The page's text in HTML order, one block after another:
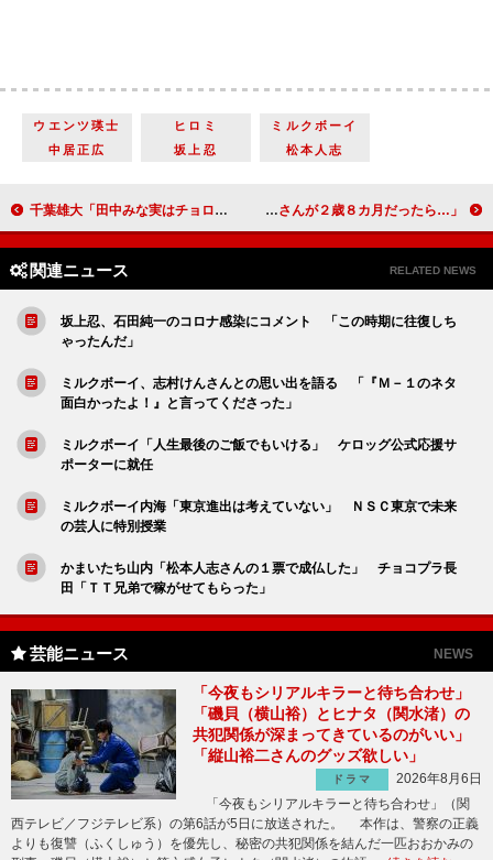
ウエンツ瑛士 ヒロミ
ミルクボーイ
中居正広
坂上忍 松本人志
千葉雄大「田中みな実はチョロいと思った」 田中「それをされると恋愛対象になっちゃう」 和田アキ子、赤江珠緒のコロナ感染に言及 「お子さんが２歳８カ月だったら…」
関連ニュース RELATED NEWS
坂上忍、石田純一のコロナ感染にコメント 「この時期に往復しち
ゃったんだ」
ミルクボーイ、志村けんさんとの思い出を語る 「『Ｍ－１のネタ
面白かったよ！』と言ってくださった」
ミルクボーイ「人生最後のご飯でもいける」 ケロッグ公式応援サ
ポーターに就任
ミルクボーイ内海「東京進出は考えていない」 ＮＳＣ東京で未来
の芸人に特別授業
かまいたち山内「松本人志さんの１票で成仏した」 チョコプラ長
田「ＴＴ兄弟で稼がせてもらった」
芸能ニュース NEWS
「今夜もシリアルキラーと待ち合わせ」
「磯貝（横山裕）とヒナタ（関水渚）の
共犯関係が深まってきているのがいい」
「縦山裕二さんのグッズ欲しい」
ドラマ
2026年8月6日
「今夜もシリアルキラーと待ち合わせ」（関
西テレビ／フジテレビ系）の第6話が5日に放送された。 本作は、警察の正義
よりも復讐（ふくしゅう）を優先し、秘密の共犯関係を結んだ一匹おおかみの